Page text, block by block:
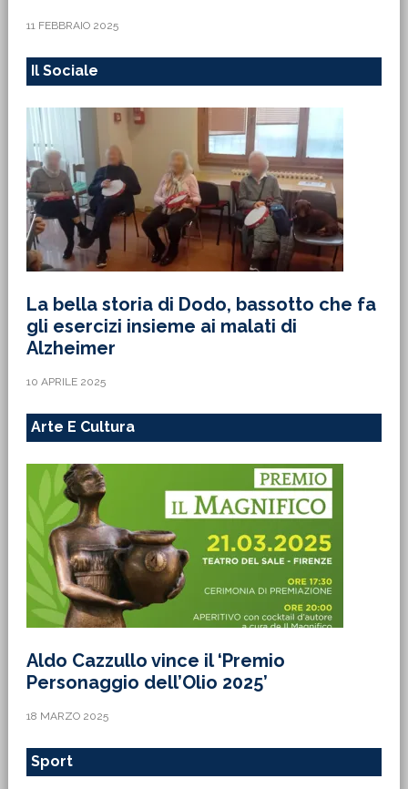
11 FEBBRAIO 2025
Il Sociale
La bella storia di Dodo, bassotto che fa
gli esercizi insieme ai malati di
Alzheimer
10 APRILE 2025
Arte E Cultura
Aldo Cazzullo vince il ‘Premio
Personaggio dell’Olio 2025’
18 MARZO 2025
Sport